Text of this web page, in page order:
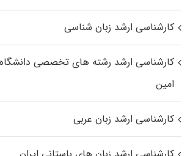
کارشناسی ارشد زبان شناسی
کارشناسی ارشد رﺷﺘﻪ ﻫﺎی تخصصی داﻧﺸﮕﺎه
اﻣﻴﻦ
کارشناسی ارشد زبان عربی